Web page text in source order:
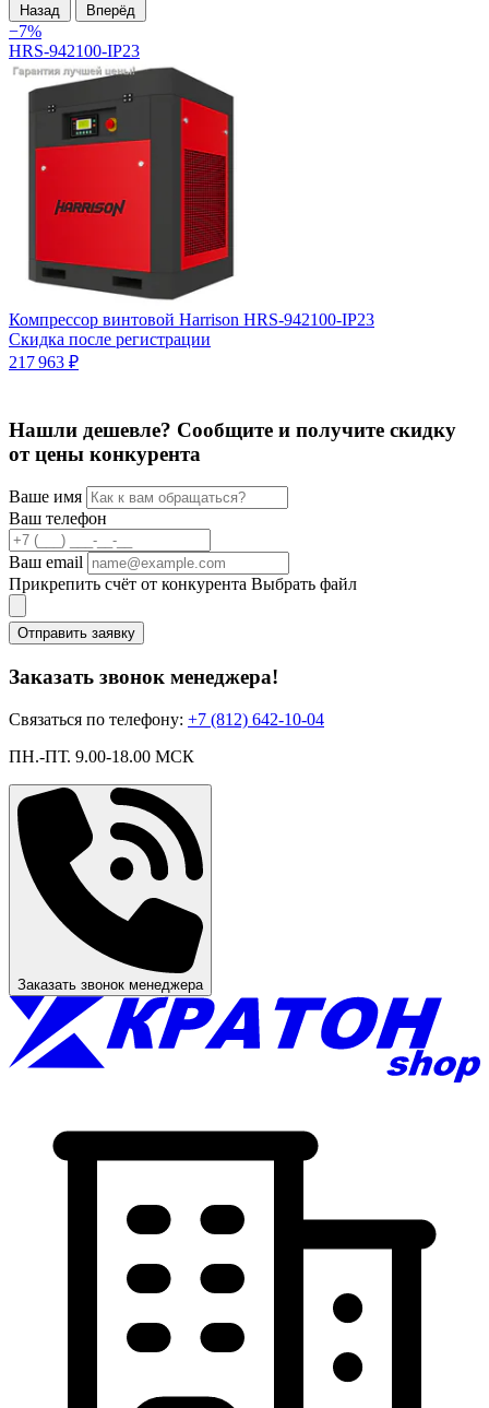
Назад Вперёд
−7%
HRS-942100-IP23
Компрессор винтовой Harrison HRS-942100-IP23
Скидка после регистрации
217 963 ₽
Нашли дешевле? Сообщите и получите скидку
от цены конкурента
Ваше имя
Ваш телефон
Ваш email
Прикрепить счёт от конкурента Выбрать файл
Отправить заявку
Заказать звонок менеджера!
Связаться по телефону: +7 (812) 642-10-04
ПН.-ПТ. 9.00-18.00 МСК
Заказать звонок менеджера